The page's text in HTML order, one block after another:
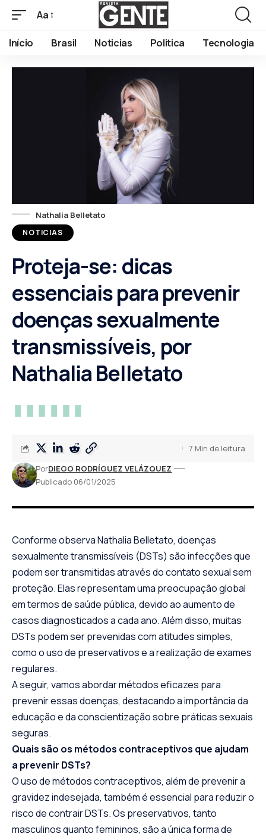
Aa
Início Brasil Noticias Politica Tecnologia
NOTICIAS
Proteja-se: dicas
essenciais para prevenir
doenças sexualmente
transmissíveis, por
Nathalia Belletato
PorDIEGO RODRÍGUEZ VELÁZQUEZ
Publicado 06/01/2025
7 Min de leitura
Nathalia Belletato
Conforme observa Nathalia Belletato, doenças
sexualmente transmissíveis (DSTs) são infecções que
podem ser transmitidas através do contato sexual sem
proteção. Elas representam uma preocupação global
em termos de saúde pública, devido ao aumento de
casos diagnosticados a cada ano. Além disso, muitas
DSTs podem ser prevenidas com atitudes simples,
como o uso de preservativos e a realização de exames
regulares.
A seguir, vamos abordar métodos eficazes para
prevenir essas doenças, destacando a importância da
educação e da conscientização sobre práticas sexuais
seguras.
Quais são os métodos contraceptivos que ajudam
a prevenir DSTs?
O uso de métodos contraceptivos, além de prevenir a
gravidez indesejada, também é essencial para reduzir o
risco de contrair DSTs. Os preservativos, tanto
masculinos quanto femininos, são a única forma de